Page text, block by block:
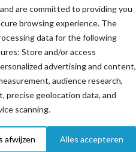
are committed to providing you
browsing experience. The
data for the following
Store and/or access
advertising and content,
audience research,
precise geolocation data, and
scanning.
afwijzen Alles accepteren